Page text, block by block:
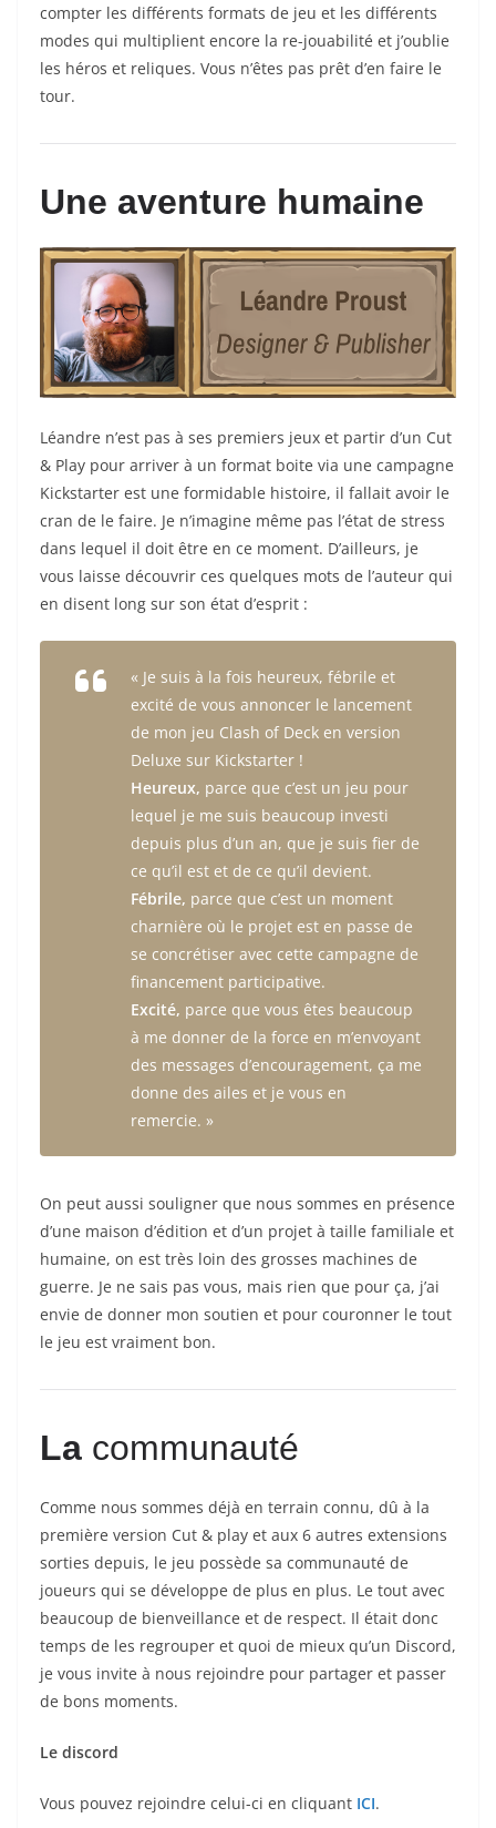
compter les différents formats de jeu et les différents
modes qui multiplient encore la re-jouabilité et j’oublie
les héros et reliques. Vous n’êtes pas prêt d’en faire le
tour.
Une aventure humaine
Léandre n’est pas à ses premiers jeux et partir d’un Cut
& Play pour arriver à un format boite via une campagne
Kickstarter est une formidable histoire, il fallait avoir le
cran de le faire. Je n’imagine même pas l’état de stress
dans lequel il doit être en ce moment. D’ailleurs, je
vous laisse découvrir ces quelques mots de l’auteur qui
en disent long sur son état d’esprit :
« Je suis à la fois heureux, fébrile et
excité de vous annoncer le lancement
de mon jeu Clash of Deck en version
Deluxe sur Kickstarter !
Heureux, parce que c’est un jeu pour
lequel je me suis beaucoup investi
depuis plus d’un an, que je suis fier de
ce qu’il est et de ce qu’il devient.
Fébrile, parce que c’est un moment
charnière où le projet est en passe de
se concrétiser avec cette campagne de
financement participative.
Excité, parce que vous êtes beaucoup
à me donner de la force en m’envoyant
des messages d’encouragement, ça me
donne des ailes et je vous en
remercie. »
On peut aussi souligner que nous sommes en présence
d’une maison d’édition et d’un projet à taille familiale et
humaine, on est très loin des grosses machines de
guerre. Je ne sais pas vous, mais rien que pour ça, j’ai
envie de donner mon soutien et pour couronner le tout
le jeu est vraiment bon.
La communauté
Comme nous sommes déjà en terrain connu, dû à la
première version Cut & play et aux 6 autres extensions
sorties depuis, le jeu possède sa communauté de
joueurs qui se développe de plus en plus. Le tout avec
beaucoup de bienveillance et de respect. Il était donc
temps de les regrouper et quoi de mieux qu’un Discord,
je vous invite à nous rejoindre pour partager et passer
de bons moments.
Le discord
Vous pouvez rejoindre celui-ci en cliquant ICI.